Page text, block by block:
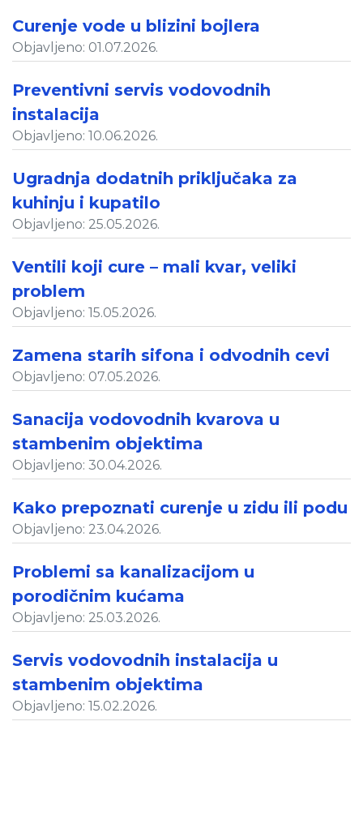
Curenje vode u blizini bojlera
Objavljeno: 01.07.2026.
Preventivni servis vodovodnih
instalacija
Objavljeno: 10.06.2026.
Ugradnja dodatnih priključaka za
kuhinju i kupatilo
Objavljeno: 25.05.2026.
Ventili koji cure – mali kvar, veliki
problem
Objavljeno: 15.05.2026.
Zamena starih sifona i odvodnih cevi
Objavljeno: 07.05.2026.
Sanacija vodovodnih kvarova u
stambenim objektima
Objavljeno: 30.04.2026.
Kako prepoznati curenje u zidu ili podu
Objavljeno: 23.04.2026.
Problemi sa kanalizacijom u
porodičnim kućama
Objavljeno: 25.03.2026.
Servis vodovodnih instalacija u
stambenim objektima
Objavljeno: 15.02.2026.